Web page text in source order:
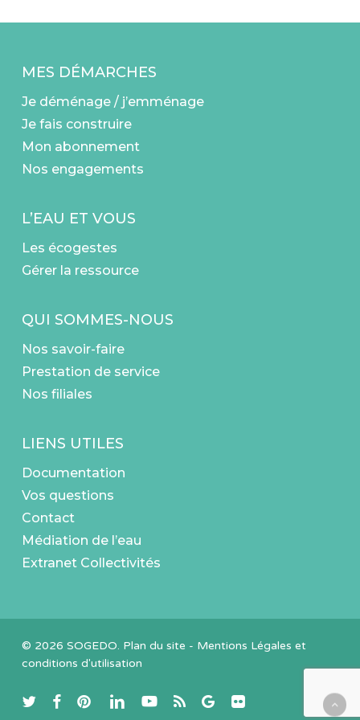
MES DÉMARCHES
Je déménage / j’emménage
Je fais construire
Mon abonnement
Nos engagements
L’EAU ET VOUS
Les écogestes
Gérer la ressource
QUI SOMMES-NOUS
Nos savoir-faire
Prestation de service
Nos filiales
LIENS UTILES
Documentation
Vos questions
Contact
Médiation de l’eau
Extranet Collectivités
© 2026 SOGEDO. Plan du site - Mentions Légales et
conditions d'utilisation
twitterfacebookpinterestlinkedinyoutube
RSS
google-
flickr